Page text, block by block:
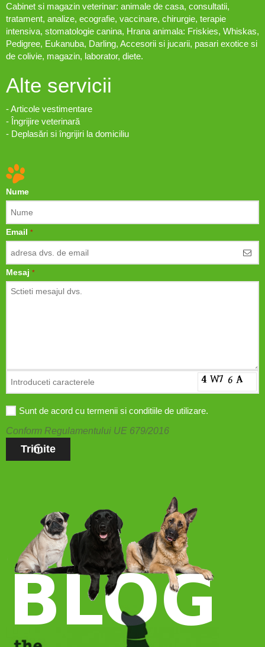
Cabinet si magazin veterinar: animale de casa, consultatii,
tratament, analize, ecografie, vaccinare, chirurgie, terapie
intensiva, stomatologie canina, Hrana animala: Friskies, Whiskas,
Pedigree, Eukanuba, Darling, Accesorii si jucarii, pasari exotice si
de colivie, magazin, laborator, diete.
Alte servicii
- Articole vestimentare
- Îngrijire veterinară
- Deplasări si îngrijiri la domiciliu
Nume
Email *
Mesaj *
Sunt de acord cu termenii si conditiile de utilizare.
Conform Regulamentului UE 679/2016
Trimite